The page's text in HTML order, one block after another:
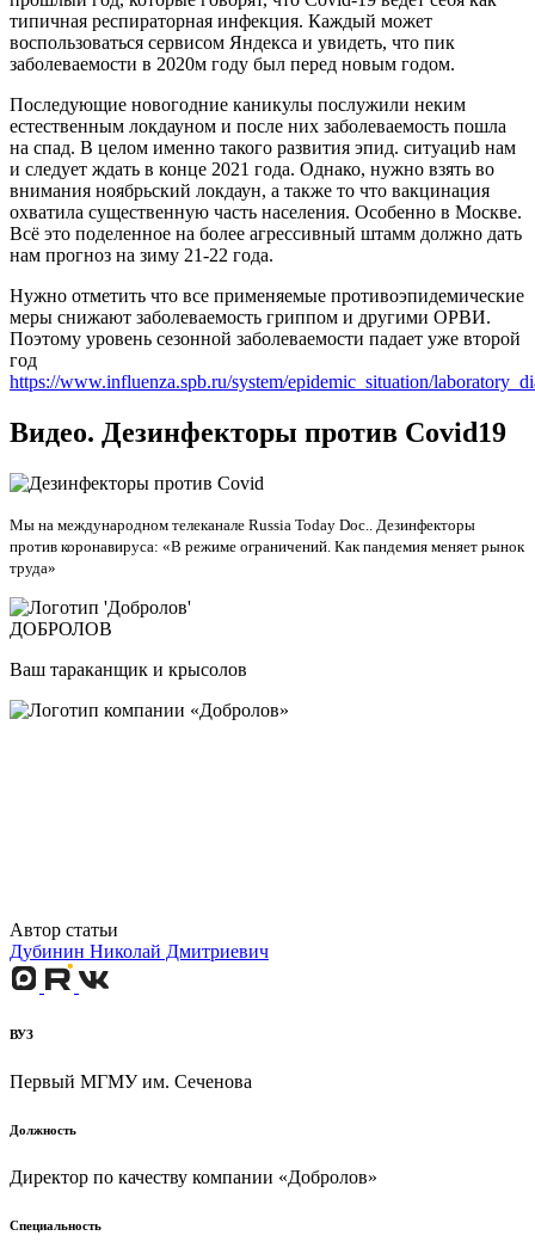
типичная респираторная инфекция. Каждый может
воспользоваться сервисом Яндекса и увидеть, что пик
заболеваемости в 2020м году был перед новым годом.
Последующие новогодние каникулы послужили неким
естественным локдауном и после них заболеваемость пошла
на спад. В целом именно такого развития эпид. ситуациb нам
и следует ждать в конце 2021 года. Однако, нужно взять во
внимания ноябрьский локдаун, а также то что вакцинация
охватила существенную часть населения. Особенно в Москве.
Всё это поделенное на более агрессивный штамм должно дать
нам прогноз на зиму 21-22 года.
Нужно отметить что все применяемые противоэпидемические
меры снижают заболеваемость гриппом и другими ОРВИ.
Поэтому уровень сезонной заболеваемости падает уже второй
год
https://www.influenza.spb.ru/system/epidemic_situation/
Видео. Дезинфекторы против Covid19
Мы на международном телеканале Russia Today Doc.. Дезинфекторы
против коронавируса: «В режиме ограничений. Как пандемия меняет рынок
труда»
ДОБРОЛОВ
Ваш тараканщик и крысолов
Автор статьи
Дубинин Николай Дмитриевич
ВУЗ
Первый МГМУ им. Сеченова
Должность
Директор по качеству компании «Добролов»
Специальность